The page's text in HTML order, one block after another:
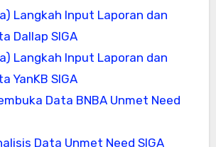
Langkah Input Laporan dan
Dallap SIGA
Langkah Input Laporan dan
YanKB SIGA
Data BNBA Unmet Need
Data Unmet Need SIGA